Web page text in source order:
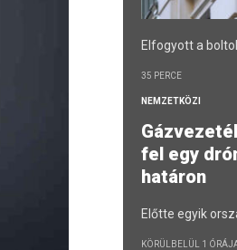
Elfogyott a
35 PERCE
NEMZETKÖZI
fel egy
határon
Előtte egyik
KÖRÜLBELÜL 1